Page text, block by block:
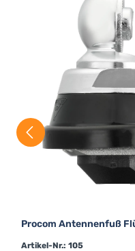
Procom Antennenfuß
Artikel-Nr.: 105